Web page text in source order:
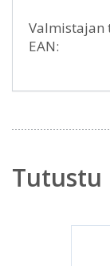
Valmistajan
EAN:
Tutustu